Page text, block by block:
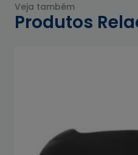
Veja também
Produtos